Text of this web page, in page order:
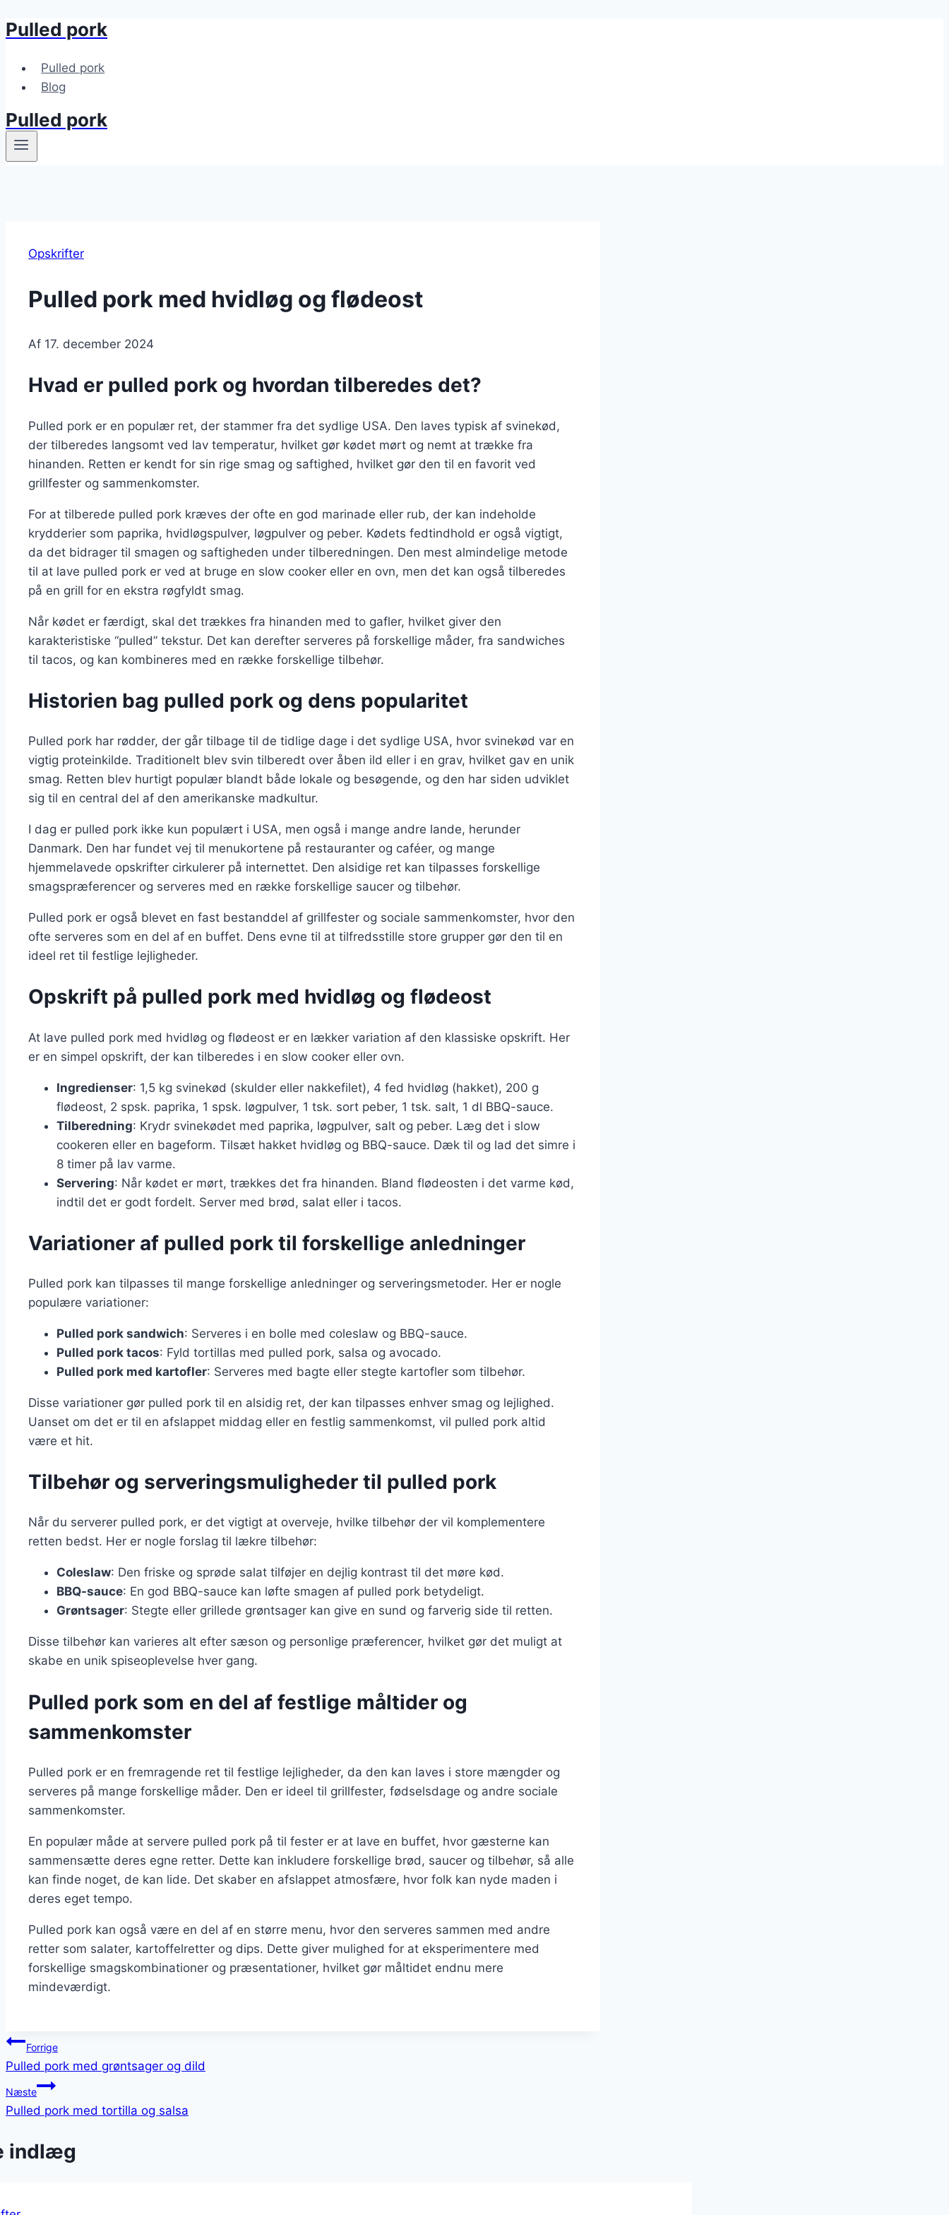
Fortsæt
indhold
Pulled pork
Pulled pork
Blog
Pulled pork
Opskrifter
Pulled pork med hvidløg og flødeost
Af 17. december 2024
Hvad er pulled pork og hvordan tilberedes det?
Pulled pork er en populær ret, der stammer fra det sydlige USA. Den laves typisk af svinekød,
der tilberedes langsomt ved lav temperatur, hvilket gør kødet mørt og nemt at trække fra
hinanden. Retten er kendt for sin rige smag og saftighed, hvilket gør den til en favorit ved
grillfester og sammenkomster.
For at tilberede pulled pork kræves der ofte en god marinade eller rub, der kan indeholde
krydderier som paprika, hvidløgspulver, løgpulver og peber. Kødets fedtindhold er også vigtigt,
da det bidrager til smagen og saftigheden under tilberedningen. Den mest almindelige metode
til at lave pulled pork er ved at bruge en slow cooker eller en ovn, men det kan også tilberedes
på en grill for en ekstra røgfyldt smag.
Når kødet er færdigt, skal det trækkes fra hinanden med to gafler, hvilket giver den
karakteristiske “pulled” tekstur. Det kan derefter serveres på forskellige måder, fra sandwiches
til tacos, og kan kombineres med en række forskellige tilbehør.
Historien bag pulled pork og dens popularitet
Pulled pork har rødder, der går tilbage til de tidlige dage i det sydlige USA, hvor svinekød var en
vigtig proteinkilde. Traditionelt blev svin tilberedt over åben ild eller i en grav, hvilket gav en unik
smag. Retten blev hurtigt populær blandt både lokale og besøgende, og den har siden udviklet
sig til en central del af den amerikanske madkultur.
I dag er pulled pork ikke kun populært i USA, men også i mange andre lande, herunder
Danmark. Den har fundet vej til menukortene på restauranter og caféer, og mange
hjemmelavede opskrifter cirkulerer på internettet. Den alsidige ret kan tilpasses forskellige
smagspræferencer og serveres med en række forskellige saucer og tilbehør.
Pulled pork er også blevet en fast bestanddel af grillfester og sociale sammenkomster, hvor den
ofte serveres som en del af en buffet. Dens evne til at tilfredsstille store grupper gør den til en
ideel ret til festlige lejligheder.
Opskrift på pulled pork med hvidløg og flødeost
At lave pulled pork med hvidløg og flødeost er en lækker variation af den klassiske opskrift. Her
er en simpel opskrift, der kan tilberedes i en slow cooker eller ovn.
Ingredienser: 1,5 kg svinekød (skulder eller nakkefilet), 4 fed hvidløg (hakket), 200 g
flødeost, 2 spsk. paprika, 1 spsk. løgpulver, 1 tsk. sort peber, 1 tsk. salt, 1 dl BBQ-sauce.
Tilberedning: Krydr svinekødet med paprika, løgpulver, salt og peber. Læg det i slow
cookeren eller en bageform. Tilsæt hakket hvidløg og BBQ-sauce. Dæk til og lad det simre i
8 timer på lav varme.
Servering: Når kødet er mørt, trækkes det fra hinanden. Bland flødeosten i det varme kød,
indtil det er godt fordelt. Server med brød, salat eller i tacos.
Variationer af pulled pork til forskellige anledninger
Pulled pork kan tilpasses til mange forskellige anledninger og serveringsmetoder. Her er nogle
populære variationer:
Pulled pork sandwich: Serveres i en bolle med coleslaw og BBQ-sauce.
Pulled pork tacos: Fyld tortillas med pulled pork, salsa og avocado.
Pulled pork med kartofler: Serveres med bagte eller stegte kartofler som tilbehør.
Disse variationer gør pulled pork til en alsidig ret, der kan tilpasses enhver smag og lejlighed.
Uanset om det er til en afslappet middag eller en festlig sammenkomst, vil pulled pork altid
være et hit.
Tilbehør og serveringsmuligheder til pulled pork
Når du serverer pulled pork, er det vigtigt at overveje, hvilke tilbehør der vil komplementere
retten bedst. Her er nogle forslag til lækre tilbehør:
Coleslaw: Den friske og sprøde salat tilføjer en dejlig kontrast til det møre kød.
BBQ-sauce: En god BBQ-sauce kan løfte smagen af pulled pork betydeligt.
Grøntsager: Stegte eller grillede grøntsager kan give en sund og farverig side til retten.
Disse tilbehør kan varieres alt efter sæson og personlige præferencer, hvilket gør det muligt at
skabe en unik spiseoplevelse hver gang.
Pulled pork som en del af festlige måltider og
sammenkomster
Pulled pork er en fremragende ret til festlige lejligheder, da den kan laves i store mængder og
serveres på mange forskellige måder. Den er ideel til grillfester, fødselsdage og andre sociale
sammenkomster.
En populær måde at servere pulled pork på til fester er at lave en buffet, hvor gæsterne kan
sammensætte deres egne retter. Dette kan inkludere forskellige brød, saucer og tilbehør, så alle
kan finde noget, de kan lide. Det skaber en afslappet atmosfære, hvor folk kan nyde maden i
deres eget tempo.
Pulled pork kan også være en del af en større menu, hvor den serveres sammen med andre
retter som salater, kartoffelretter og dips. Dette giver mulighed for at eksperimentere med
forskellige smagskombinationer og præsentationer, hvilket gør måltidet endnu mere
mindeværdigt.
Indlægsnavigation
Forrige
Pulled pork med grøntsager og dild
Næste
Pulled pork med tortilla og salsa
indlæg